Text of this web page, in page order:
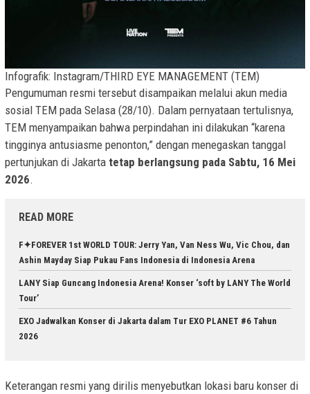
Infografik: Instagram/THIRD EYE MANAGEMENT (TEM)
Pengumuman resmi tersebut disampaikan melalui akun media
sosial TEM pada Selasa (28/10). Dalam pernyataan tertulisnya,
TEM menyampaikan bahwa perpindahan ini dilakukan “karena
tingginya antusiasme penonton,” dengan menegaskan tanggal
pertunjukan di Jakarta tetap berlangsung pada Sabtu, 16 Mei
2026.
READ MORE
F✦FOREVER 1st WORLD TOUR: Jerry Yan, Van Ness Wu, Vic Chou, dan
Ashin Mayday Siap Pukau Fans Indonesia di Indonesia Arena
LANY Siap Guncang Indonesia Arena! Konser ‘soft by LANY The World
Tour’
EXO Jadwalkan Konser di Jakarta dalam Tur EXO PLANET #6 Tahun
2026
Keterangan resmi yang dirilis menyebutkan lokasi baru konser di